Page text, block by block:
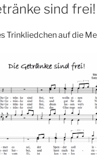
sind frei!
Trinkliedchen auf die